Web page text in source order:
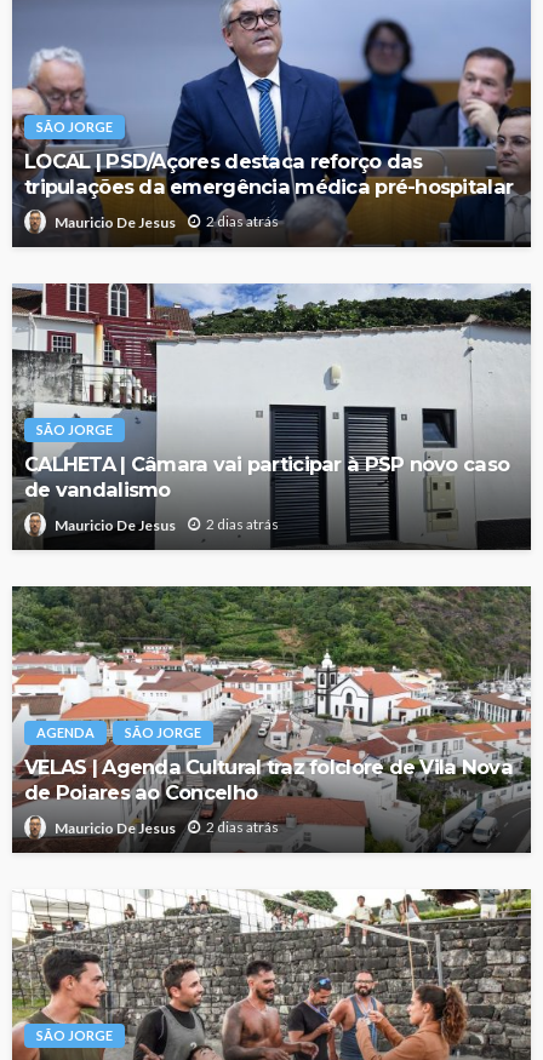
SÃO JORGE
LOCAL | PSD/Açores destaca reforço das
tripulações da emergência médica pré-hospitalar
Mauricio De Jesus 2 dias atrás
SÃO JORGE
CALHETA | Câmara vai participar à PSP novo caso
de vandalismo
Mauricio De Jesus 2 dias atrás
AGENDA SÃO JORGE
VELAS | Agenda Cultural traz folclore de Vila Nova
de Poiares ao Concelho
Mauricio De Jesus 2 dias atrás
SÃO JORGE